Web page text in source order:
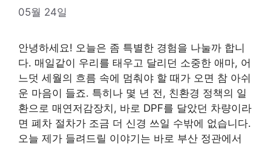
05월 24일
안녕하세요! 오늘은 좀 특별한 경험을 나눌까 합니
다. 매일같이 우리를 태우고 달리던 소중한 애마, 어
느덧 세월의 흐름 속에 멈춰야 할 때가 오면 참 아쉬
운 마음이 들죠. 특히나 몇 년 전, 친환경 정책의 일
환으로 매연저감장치, 바로 DPF를 달았던 차량이라
면 폐차 절차가 조금 더 신경 쓰일 수밖에 없습니다.
오늘 제가 들려드릴 이야기는 바로 부산 정관에서